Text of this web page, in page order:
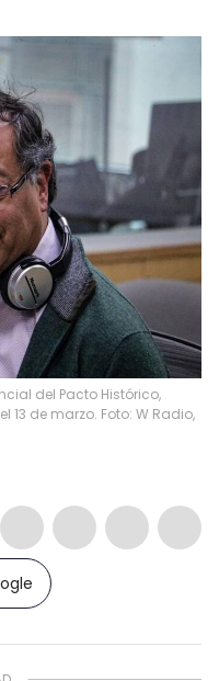
del Pacto Histórico,
13 de marzo. Foto: W Radio,